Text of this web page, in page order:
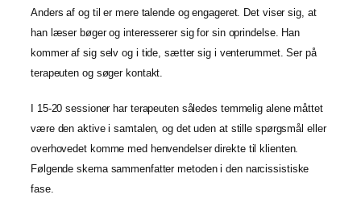
Anders af og til er mere talende og engageret. Det viser sig, at
han læser bøger og interesserer sig for sin oprindelse. Han
kommer af sig selv og i tide, sætter sig i venterummet. Ser på
terapeuten og søger kontakt.
I 15-20 sessioner har terapeuten således temmelig alene måttet
være den aktive i samtalen, og det uden at stille spørgsmål eller
overhovedet komme med henvendelser direkte til klienten.
Følgende skema sammenfatter metoden i den narcissistiske
fase.